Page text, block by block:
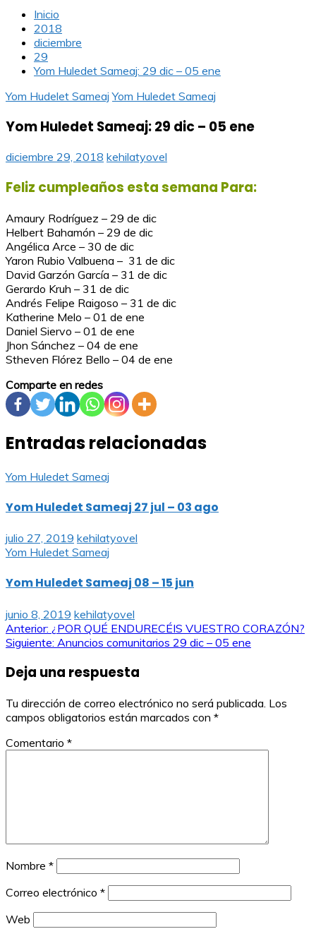
Inicio
2018
diciembre
29
Yom Huledet Sameaj: 29 dic – 05 ene
Yom Hudelet Sameaj Yom Huledet Sameaj
Yom Huledet Sameaj: 29 dic – 05 ene
diciembre 29, 2018 kehilatyovel
Feliz cumpleaños esta semana Para:
Amaury Rodríguez – 29 de dic
Helbert Bahamón – 29 de dic
Angélica Arce – 30 de dic
Yaron Rubio Valbuena – 31 de dic
David Garzón García – 31 de dic
Gerardo Kruh – 31 de dic
Andrés Felipe Raigoso – 31 de dic
Katherine Melo – 01 de ene
Daniel Siervo – 01 de ene
Jhon Sánchez – 04 de ene
Stheven Flórez Bello – 04 de ene
Comparte en redes
Entradas relacionadas
Yom Huledet Sameaj
Yom Huledet Sameaj 27 jul – 03 ago
julio 27, 2019 kehilatyovel
Yom Huledet Sameaj
Yom Huledet Sameaj 08 – 15 jun
junio 8, 2019 kehilatyovel
Navegación
entradas
Anterior: ¿POR QUÉ ENDURECÉIS VUESTRO CORAZÓN?
Siguiente: Anuncios comunitarios 29 dic – 05 ene
Deja una respuesta
Tu dirección de correo electrónico no será publicada. Los
campos obligatorios están marcados con *
Comentario *
Nombre *
Correo electrónico *
Web